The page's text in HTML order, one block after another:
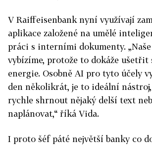
V Raiffeisenbank nyní využívají
aplikace založené na umělé
práci s interními dokumenty.
vybízíme, protože to dokáže ušetřit
energie. Osobně AI pro tyto účely
den několikrát, je to ideální
rychle shrnout nějaký delší text
naplánovat,“ říká Vida.
I proto šéf páté největší banky co